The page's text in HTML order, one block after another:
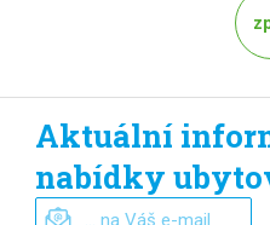
Aktuální
nabídky